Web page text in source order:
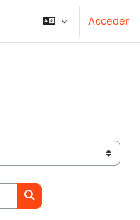
Acceder
Buscar cursos